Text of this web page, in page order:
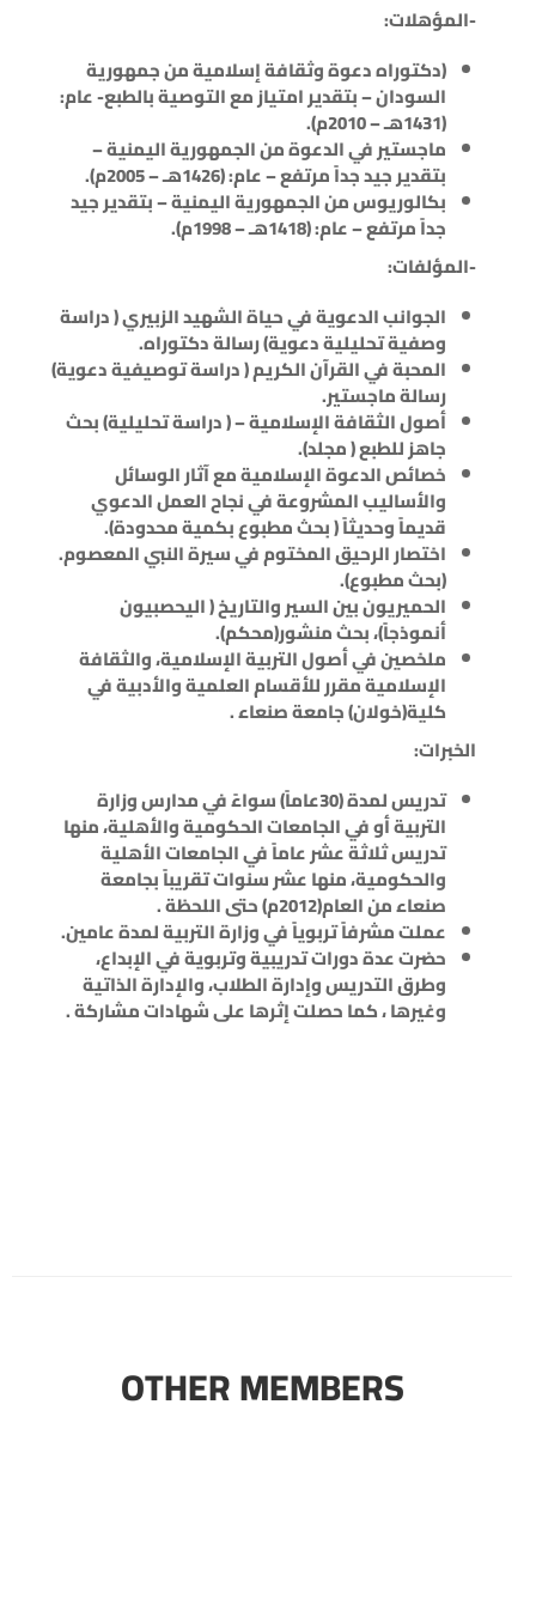
-المؤهلات:
(دكتوراه دعوة وثقافة إسلامية من جمهورية
السودان – بتقدير امتياز مع التوصية بالطبع- عام:
(1431هـ – 2010م).
ماجستير في الدعوة من الجمهورية اليمنية –
بتقدير جيد جداً مرتفع – عام: (1426هـ – 2005م).
بكالوريوس من الجمهورية اليمنية – بتقدير جيد
جداً مرتفع – عام: (1418هـ – 1998م).
-المؤلفات:
الجوانب الدعوية في حياة الشهيد الزبيري ( دراسة
وصفية تحليلية دعوية) رسالة دكتوراه.
المحبة في القرآن الكريم ( دراسة توصيفية دعوية)
رسالة ماجستير.
أصول الثقافة الإسلامية – ( دراسة تحليلية) بحث
جاهز للطبع ( مجلد).
خصائص الدعوة الإسلامية مع آثار الوسائل
والأساليب المشروعة في نجاح العمل الدعوي
قديماً وحديثاً ( بحث مطبوع بكمية محدودة).
اختصار الرحيق المختوم في سيرة النبي المعصوم.
(بحث مطبوع).
الحميريون بين السير والتاريخ ( اليحصبيون
أنموذجاً)، بحث منشور(محكم).
ملخصين في أصول التربية الإسلامية، والثقافة
الإسلامية مقرر للأقسام العلمية والأدبية في
كلية(خولان) جامعة صنعاء .
الخبرات:
تدريس لمدة (30عاماً) سواءً في مدارس وزارة
التربية أو في الجامعات الحكومية والأهلية، منها
تدريس ثلاثة عشر عاماً في الجامعات الأهلية
والحكومية، منها عشر سنوات تقريباً بجامعة
صنعاء من العام(2012م) حتى اللحظة .
عملت مشرفاً تربوياً في وزارة التربية لمدة عامين.
حضرت عدة دورات تدريبية وتربوية في الإبداع،
وطرق التدريس وإدارة الطلاب، والإدارة الذاتية
وغيرها ، كما حصلت إثرها على شهادات مشاركة .
OTHER MEMBERS